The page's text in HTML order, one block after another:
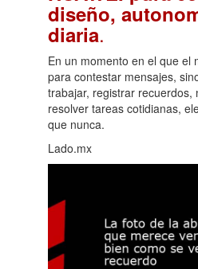
diseño,
diaria.
En un momento en el que el
para contestar mensajes,
trabajar, registrar recuerdos,
resolver tareas cotidianas,
que nunca.
Lado.mx